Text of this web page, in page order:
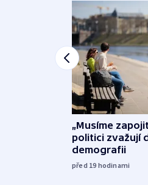
„Musíme
politici zvažují
demografii
před 19 hodinami